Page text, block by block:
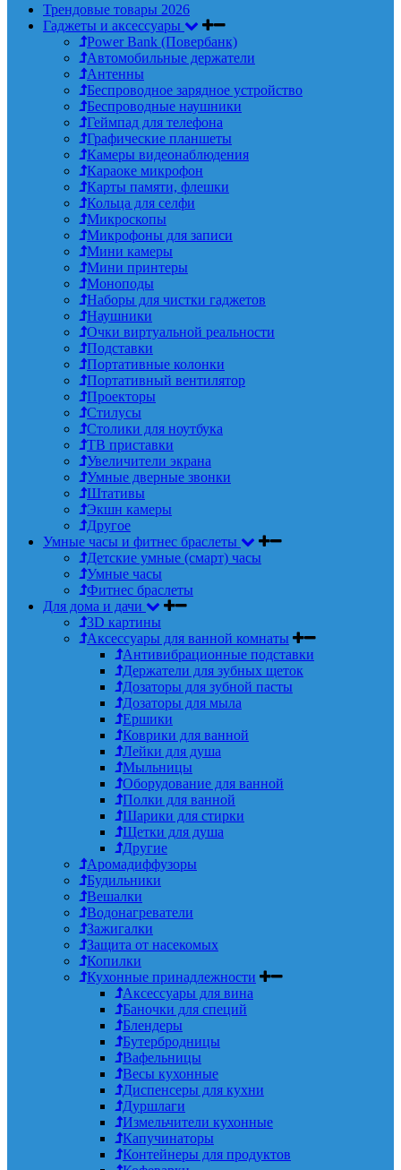
Трендовые товары 2026
Гаджеты и аксессуары
Power Bank (Повербанк)
Автомобильные держатели
Антенны
Беспроводное зарядное устройство
Беспроводные наушники
Геймпад для телефона
Графические планшеты
Камеры видеонаблюдения
Караоке микрофон
Карты памяти, флешки
Кольца для селфи
Микроскопы
Микрофоны для записи
Мини камеры
Мини принтеры
Моноподы
Наборы для чистки гаджетов
Наушники
Очки виртуальной реальности
Подставки
Портативные колонки
Портативный вентилятор
Проекторы
Стилусы
Столики для ноутбука
ТВ приставки
Увеличители экрана
Умные дверные звонки
Штативы
Экшн камеры
Другое
Умные часы и фитнес браслеты
Детские умные (смарт) часы
Умные часы
Фитнес браслеты
Для дома и дачи
3D картины
Аксессуары для ванной комнаты
Антивибрационные подставки
Держатели для зубных щеток
Дозаторы для зубной пасты
Дозаторы для мыла
Ершики
Коврики для ванной
Лейки для душа
Мыльницы
Оборудование для ванной
Полки для ванной
Шарики для стирки
Щетки для душа
Другие
Аромадиффузоры
Будильники
Вешалки
Водонагреватели
Зажигалки
Защита от насекомых
Копилки
Кухонные принадлежности
Аксессуары для вина
Баночки для специй
Блендеры
Бутербродницы
Вафельницы
Весы кухонные
Диспенсеры для кухни
Дуршлаги
Измельчители кухонные
Капучинаторы
Контейнеры для продуктов